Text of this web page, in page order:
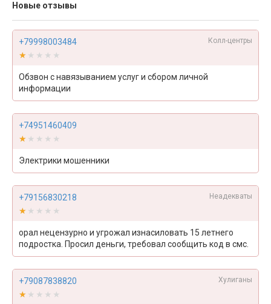
Новые отзывы
+79998003484 Колл-центры
★★★★★
★★★★★
Обзвон с навязыванием услуг и сбором личной
информации
+74951460409
★★★★★
★★★★★
Электрики мошенники
+79156830218 Неадекваты
★★★★★
★★★★★
орал нецензурно и угрожал изнасиловать 15 летнего
подростка. Просил деньги, требовал сообщить код в смс.
+79087838820 Хулиганы
★★★★★
★★★★★